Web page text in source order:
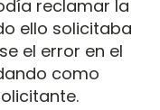
reclamar la
ello solicitaba
el error en el
como